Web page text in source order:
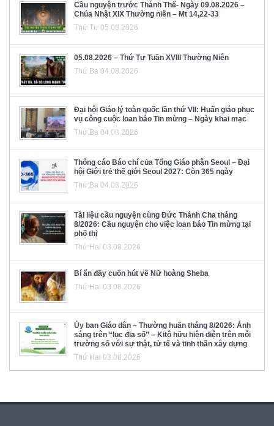
Cầu nguyện trước Thánh Thể- Ngày 09.08.2026 –
Chúa Nhật XIX Thường niên – Mt 14,22-33
Thứ Tư 05.08.2026
05.08.2026 – Thứ Tư Tuần XVIII Thường Niên
Thứ Ba 04.08.2026
Đại hội Giáo lý toàn quốc lần thứ VII: Huấn giáo phục
vụ công cuộc loan báo Tin mừng – Ngày khai mạc
Thứ Ba 04.08.2026
Thông cáo Báo chí của Tổng Giáo phận Seoul – Đại
hội Giới trẻ thế giới Seoul 2027: Còn 365 ngày
Thứ Ba 04.08.2026
Tài liệu cầu nguyện cùng Đức Thánh Cha tháng
8/2026: Cầu nguyện cho việc loan báo Tin mừng tại
phố thị
Thứ Hai 03.08.2026
Bí ẩn đầy cuốn hút về Nữ hoàng Sheba
Thứ Hai 03.08.2026
Ủy ban Giáo dân – Thường huấn tháng 8/2026: Ánh
sáng trên “lục địa số” – Kitô hữu hiện diện trên môi
trường số với sự thật, tử tế và tinh thần xây dựng
Thứ Hai 03.08.2026